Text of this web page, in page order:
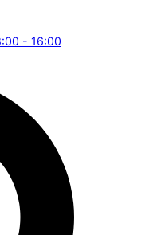
- 16:00